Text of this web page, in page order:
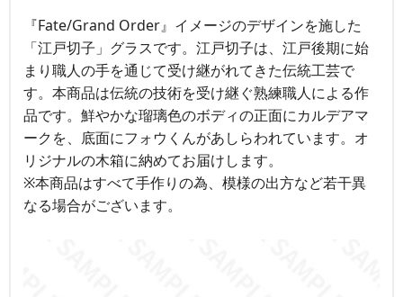
『Fate/Grand Order』イメージのデザインを施した
「江戸切子」グラスです。江戸切子は、江戸後期に始
まり職人の手を通じて受け継がれてきた伝統工芸で
す。本商品は伝統の技術を受け継ぐ熟練職人による作
品です。鮮やかな瑠璃色のボディの正面にカルデアマ
ークを、底面にフォウくんがあしらわれています。オ
リジナルの木箱に納めてお届けします。
※本商品はすべて手作りの為、模様の出方など若干異
なる場合がございます。